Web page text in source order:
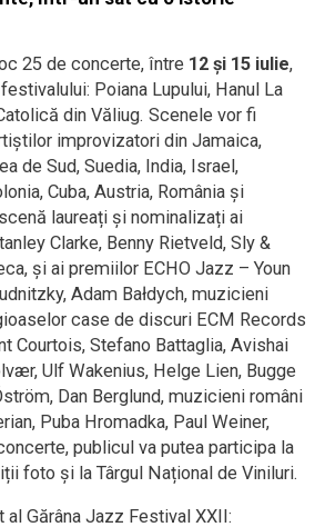
25 de concerte, între 12 și 15 iulie,
Poiana Lupului, Hanul La
din Văliug. Scenele vor fi
improvizatori din Jamaica,
de Sud, Suedia, India, Israel,
Cuba, Austria, România și
laureați și nominalizați ai
Clarke, Benny Rietveld, Sly &
și ai premiilor ECHO Jazz – Youn
Adam Bałdych, muzicieni
case de discuri ECM Records
Courtois, Stefano Battaglia, Avishai
Ulf Wakenius, Helge Lien, Bugge
Dan Berglund, muzicieni români
Puba Hromadka, Paul Weiner,
publicul va putea participa la
foto și la Târgul Național de Viniluri.
al Gărâna Jazz Festival XXII: